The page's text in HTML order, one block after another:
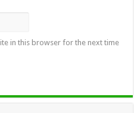
in this browser for the next time